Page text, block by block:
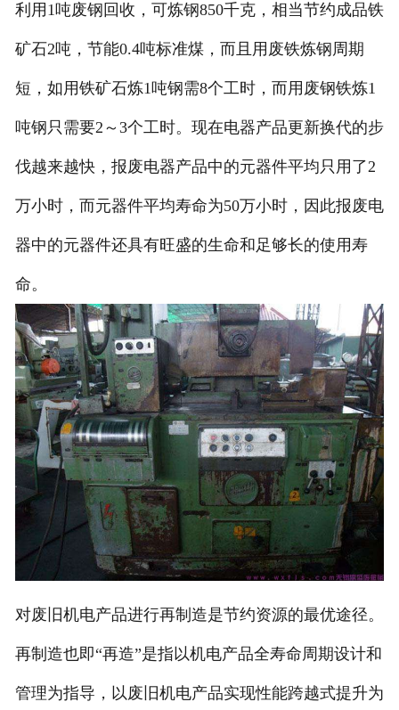
利用1吨废钢回收，可炼钢850千克，相当节约成品铁
矿石2吨，节能0.4吨标准煤，而且用废铁炼钢周期
短，如用铁矿石炼1吨钢需8个工时，而用废钢铁炼1
吨钢只需要2～3个工时。现在电器产品更新换代的步
伐越来越快，报废电器产品中的元器件平均只用了2
万小时，而元器件平均寿命为50万小时，因此报废电
器中的元器件还具有旺盛的生命和足够长的使用寿
命。
对废旧机电产品进行再制造是节约资源的最优途径。
再制造也即“再造”是指以机电产品全寿命周期设计和
管理为指导，以废旧机电产品实现性能跨越式提升为